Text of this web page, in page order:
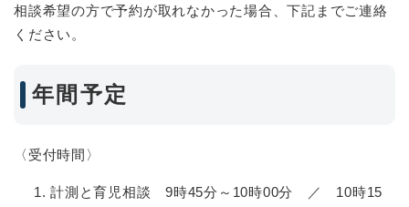
相談希望の方で予約が取れなかった場合、下記までご連絡
ください。
年間予定
〈受付時間〉
計測と育児相談 9時45分～10時00分 ／ 10時15